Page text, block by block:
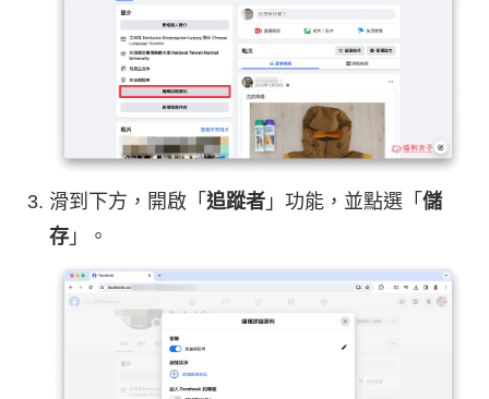
滑到下方，開啟「 追蹤者 」功能，並點選「 儲
存 」。